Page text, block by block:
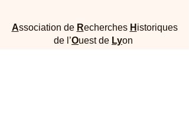
Association de Recherches H istoriques
de l’Ouest de Lyon